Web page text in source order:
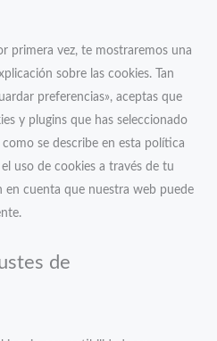
primera vez, te mostraremos una
sobre las cookies. Tan
preferencias», aceptas que
y plugins que has seleccionado
se describe en esta política
uso de cookies a través de tu
en cuenta que nuestra web puede
de